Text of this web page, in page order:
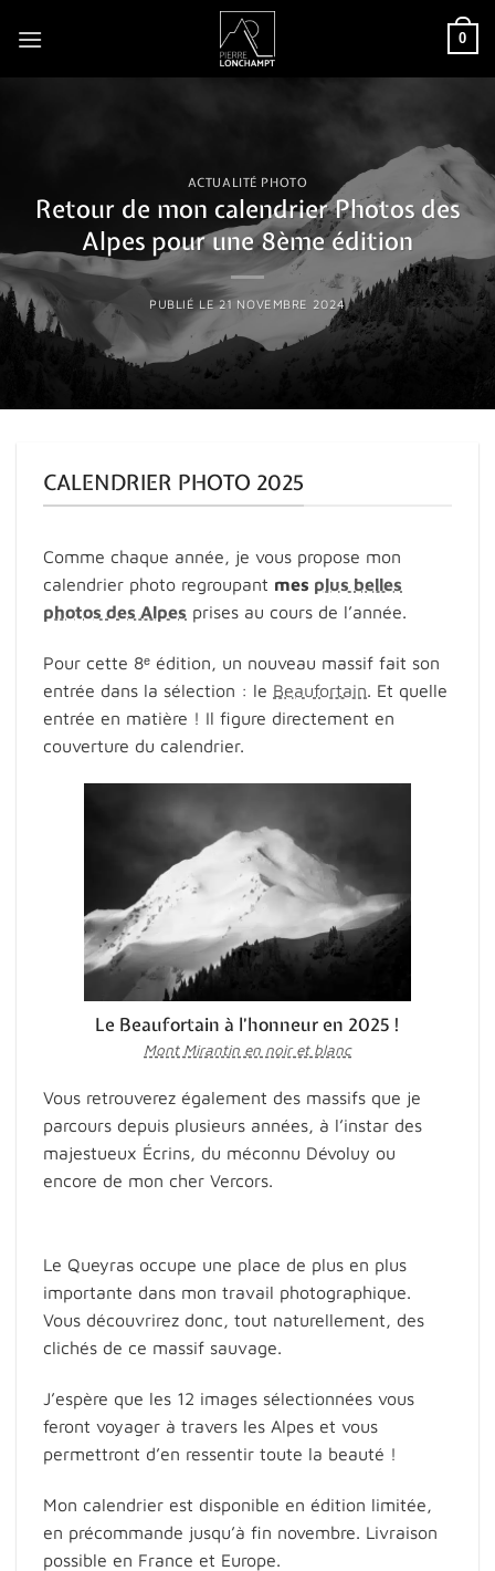
0
ACTUALITÉ PHOTO
Retour de mon calendrier Photos des
Alpes pour une 8ème édition
PUBLIÉ LE21 NOVEMBRE 2024
CALENDRIER PHOTO 2025
Comme chaque année, je vous propose mon
calendrier photo regroupant mes plus belles
photos des Alpes prises au cours de l’année.
Pour cette 8ᵉ édition, un nouveau massif fait son
entrée dans la sélection : le Beaufortain. Et quelle
entrée en matière ! Il figure directement en
couverture du calendrier.
Le Beaufortain à l’honneur en 2025 !
Mont Mirantin en noir et blanc
Vous retrouverez également des massifs que je
parcours depuis plusieurs années, à l’instar des
majestueux Écrins, du méconnu Dévoluy ou
encore de mon cher Vercors.
Le Queyras occupe une place de plus en plus
importante dans mon travail photographique.
Vous découvrirez donc, tout naturellement, des
clichés de ce massif sauvage.
J’espère que les 12 images sélectionnées vous
feront voyager à travers les Alpes et vous
permettront d’en ressentir toute la beauté !
Mon calendrier est disponible en édition limitée,
en précommande jusqu’à fin novembre. Livraison
possible en France et Europe.